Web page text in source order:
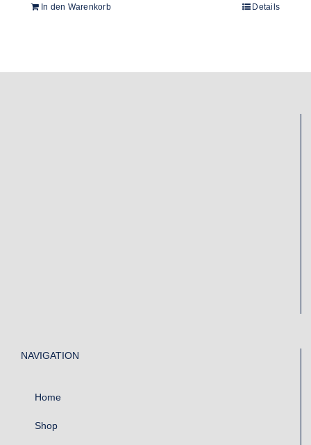
In den Warenkorb Details
NAVIGATION
Home
Shop